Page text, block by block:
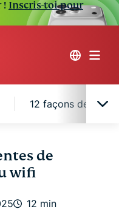
! Inscris-toi pour
12 façons de
et pourquoi est-
wifi
de
wifi
12 min